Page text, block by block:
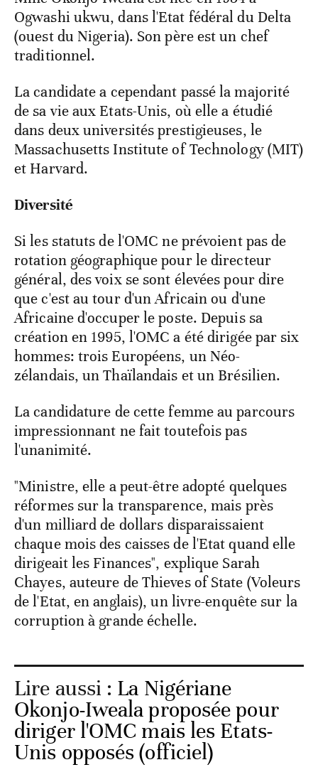
Ogwashi ukwu, dans l'Etat fédéral du Delta
(ouest du Nigeria). Son père est un chef
traditionnel.
La candidate a cependant passé la majorité
de sa vie aux Etats-Unis, où elle a étudié
dans deux universités prestigieuses, le
Massachusetts Institute of Technology (MIT)
et Harvard.
Diversité
Si les statuts de l'OMC ne prévoient pas de
rotation géographique pour le directeur
général, des voix se sont élevées pour dire
que c'est au tour d'un Africain ou d'une
Africaine d'occuper le poste. Depuis sa
création en 1995, l'OMC a été dirigée par six
hommes: trois Européens, un Néo-
zélandais, un Thaïlandais et un Brésilien.
La candidature de cette femme au parcours
impressionnant ne fait toutefois pas
l'unanimité.
"Ministre, elle a peut-être adopté quelques
réformes sur la transparence, mais près
d'un milliard de dollars disparaissaient
chaque mois des caisses de l'Etat quand elle
dirigeait les Finances", explique Sarah
Chayes, auteure de Thieves of State (Voleurs
de l'Etat, en anglais), un livre-enquête sur la
corruption à grande échelle.
Lire aussi : La Nigériane
Okonjo-Iweala proposée pour
diriger l'OMC mais les Etats-
Unis opposés (officiel)